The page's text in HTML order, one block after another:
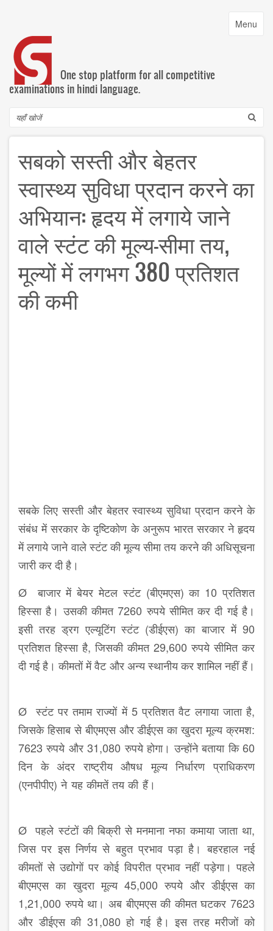
content
Toggle
Menu
One stop platform for all competitive
examinations in hindi language.
Search
सबको सस्ती और बेहतर
स्वास्थ्य सुविधा प्रदान करने का
अभियान: हृदय में लगाये जाने
वाले स्टंट की मूल्य-सीमा तय,
मूल्यों में लगभग 380 प्रतिशत
की कमी
सबके लिए सस्ती और बेहतर स्वास्थ्य सुविधा प्रदान करने के
संबंध में सरकार के दृष्टिकोण के अनुरूप भारत सरकार ने हृदय
में लगाये जाने वाले स्टंट की मूल्य सीमा तय करने की अधिसूचना
जारी कर दी है।
Ø बाजार में बेयर मेटल स्टंट (बीएमएस) का 10 प्रतिशत
हिस्सा है। उसकी कीमत 7260 रुपये सीमित कर दी गई है।
इसी तरह ड्रग एल्यूटिंग स्टंट (डीईएस) का बाजार में 90
प्रतिशत हिस्सा है, जिसकी कीमत 29,600 रुपये सीमित कर
दी गई है। कीमतों में वैट और अन्य स्थानीय कर शामिल नहीं हैं।
Ø स्टंट पर तमाम राज्यों में 5 प्रतिशत वैट लगाया जाता है,
जिसके हिसाब से बीएमएस और डीईएस का खुदरा मूल्य क्रमश:
7623 रुपये और 31,080 रुपये होगा। उन्होंने बताया कि 60
दिन के अंदर राष्ट्रीय औषध मूल्य निर्धारण प्राधिकरण
(एनपीपीए) ने यह कीमतें तय की हैं।
Ø पहले स्टंटों की बिक्री से मनमाना नफा कमाया जाता था,
जिस पर इस निर्णय से बहुत प्रभाव पड़ा है। बहरहाल नई
कीमतों से उद्योगों पर कोई विपरीत प्रभाव नहीं पड़ेगा। पहले
बीएमएस का खुदरा मूल्य 45,000 रुपये और डीईएस का
1,21,000 रुपये था। अब बीएमएस की कीमत घटकर 7623
और डीईएस की 31,080 हो गई है। इस तरह मरीजों को